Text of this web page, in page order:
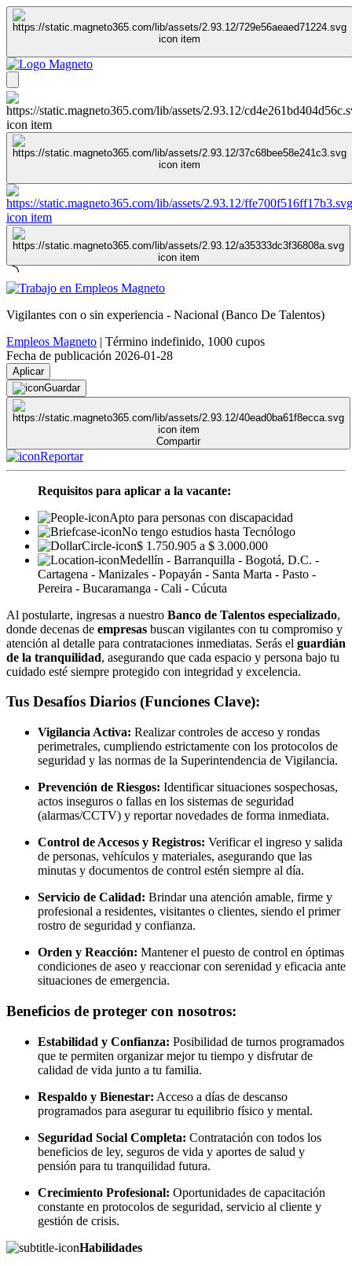
Vigilantes con o sin experiencia - Nacional (Banco De Talentos)
Empleos Magneto | Término indefinido, 1000 cupos
Fecha de publicación 2026-01-28
Aplicar
Guardar
Compartir
Reportar
Requisitos para aplicar a la vacante:
Apto para personas con discapacidad
No tengo estudios hasta Tecnólogo
$ 1.750.905 a $ 3.000.000
Medellín - Barranquilla - Bogotá, D.C. -
Cartagena - Manizales - Popayán - Santa Marta - Pasto -
Pereira - Bucaramanga - Cali - Cúcuta
Al postularte, ingresas a nuestro Banco de Talentos especializado,
donde decenas de empresas buscan vigilantes con tu compromiso y
atención al detalle para contrataciones inmediatas. Serás el guardián
de la tranquilidad, asegurando que cada espacio y persona bajo tu
cuidado esté siempre protegido con integridad y excelencia.
Tus Desafíos Diarios (Funciones Clave):
Vigilancia Activa: Realizar controles de acceso y rondas
perimetrales, cumpliendo estrictamente con los protocolos de
seguridad y las normas de la Superintendencia de Vigilancia.
Prevención de Riesgos: Identificar situaciones sospechosas,
actos inseguros o fallas en los sistemas de seguridad
(alarmas/CCTV) y reportar novedades de forma inmediata.
Control de Accesos y Registros: Verificar el ingreso y salida
de personas, vehículos y materiales, asegurando que las
minutas y documentos de control estén siempre al día.
Servicio de Calidad: Brindar una atención amable, firme y
profesional a residentes, visitantes o clientes, siendo el primer
rostro de seguridad y confianza.
Orden y Reacción: Mantener el puesto de control en óptimas
condiciones de aseo y reaccionar con serenidad y eficacia ante
situaciones de emergencia.
Beneficios de proteger con nosotros:
Estabilidad y Confianza: Posibilidad de turnos programados
que te permiten organizar mejor tu tiempo y disfrutar de
calidad de vida junto a tu familia.
Respaldo y Bienestar: Acceso a días de descanso
programados para asegurar tu equilibrio físico y mental.
Seguridad Social Completa: Contratación con todos los
beneficios de ley, seguros de vida y aportes de salud y
pensión para tu tranquilidad futura.
Crecimiento Profesional: Oportunidades de capacitación
constante en protocolos de seguridad, servicio al cliente y
gestión de crisis.
Habilidades